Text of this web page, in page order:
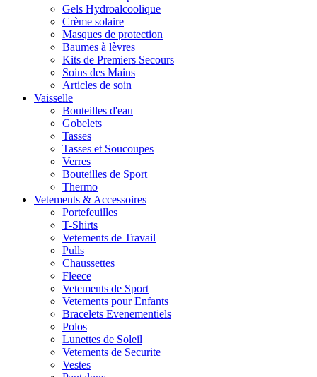
Gels Hydroalcoolique
Crème solaire
Masques de protection
Baumes à lèvres
Kits de Premiers Secours
Soins des Mains
Articles de soin
Vaisselle
Bouteilles d'eau
Gobelets
Tasses
Tasses et Soucoupes
Verres
Bouteilles de Sport
Thermo
Vetements & Accessoires
Portefeuilles
T-Shirts
Vetements de Travail
Pulls
Chaussettes
Fleece
Vetements de Sport
Vetements pour Enfants
Bracelets Evenementiels
Polos
Lunettes de Soleil
Vetements de Securite
Vestes